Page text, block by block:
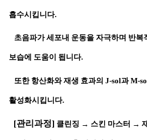
흡수시킵니다.
초음파가 세포내 운동을 자극하며 반복
보습에 도움이 됩니다.
또한 항산화와 재생 효과의 J-sol과 M-
활성화시킵니다.
[관리과정] 클린징 → 스킨 마스터 →